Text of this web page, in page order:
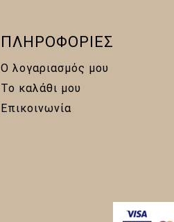
ΠΛΗΡΟΦΟΡΙΕΣ
Ο λογαριασμός μου
Το καλάθι μου
Επικοινωνία